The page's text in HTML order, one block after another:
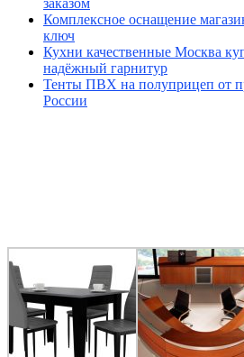
заказом
Комплексное оснащение
ключ
Кухни качественные Москва
надёжный гарнитур
Тенты ПВХ на полуприцеп от
России